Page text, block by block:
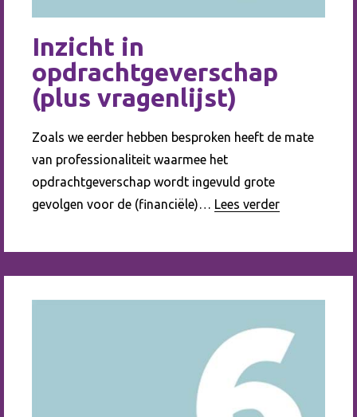
Inzicht in
opdrachtgeverschap
(plus vragenlijst)
Zoals we eerder hebben besproken heeft de mate
van professionaliteit waarmee het
opdrachtgeverschap wordt ingevuld grote
gevolgen voor de (financiële)… Lees verder